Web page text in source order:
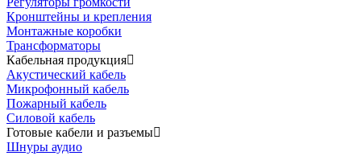
Кронштейны и крепления
Монтажные коробки
Трансформаторы
Кабельная продукция
Акустический кабель
Микрофонный кабель
Пожарный кабель
Силовой кабель
Готовые кабели и разъемы
Шнуры аудио